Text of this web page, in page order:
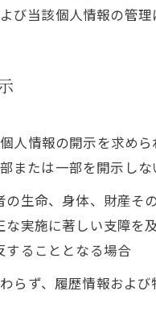
び当該個人情報の管
人情報の開示を求め
または一部を開示し
の生命、身体、財産そ
な実施に著しい支障を
することとなる場合
らず、履歴情報およ